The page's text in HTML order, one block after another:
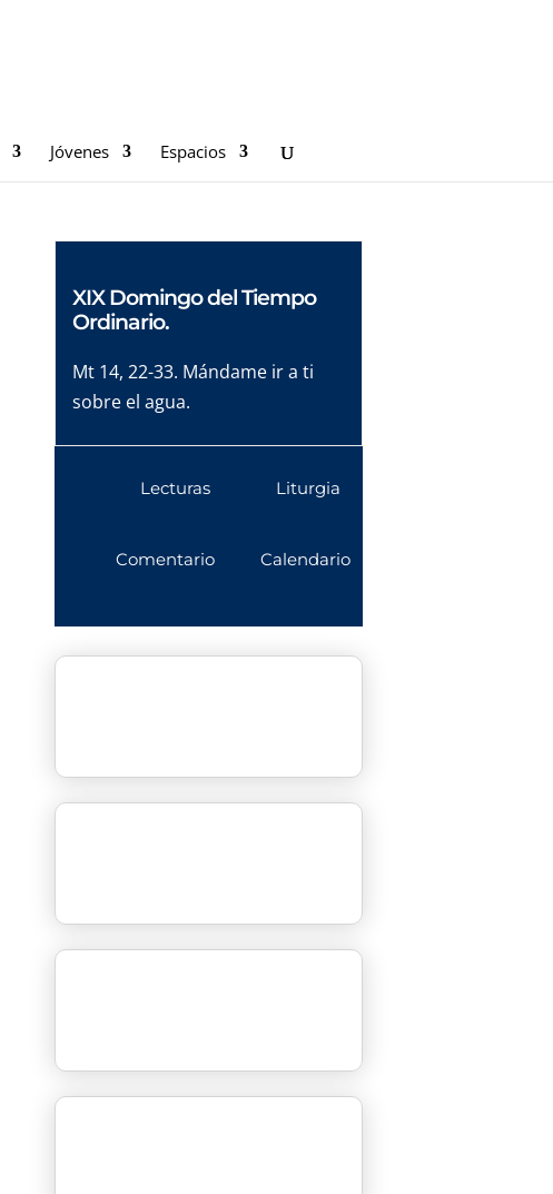
Jóvenes Espacios
XIX Domingo del Tiempo
Ordinario.
Mt 14, 22-33. Mándame ir a ti
sobre el agua.
Lecturas
Comentario
Liturgia
Calendario